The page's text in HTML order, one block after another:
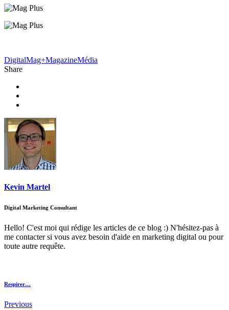
DigitalMag+MagazineMédia
Share
Kevin Martel
Digital Marketing Consultant
Hello! C'est moi qui rédige les articles de ce blog :) N'hésitez-pas à
me contacter si vous avez besoin d'aide en marketing digital ou pour
toute autre requête.
Respirer…
Previous